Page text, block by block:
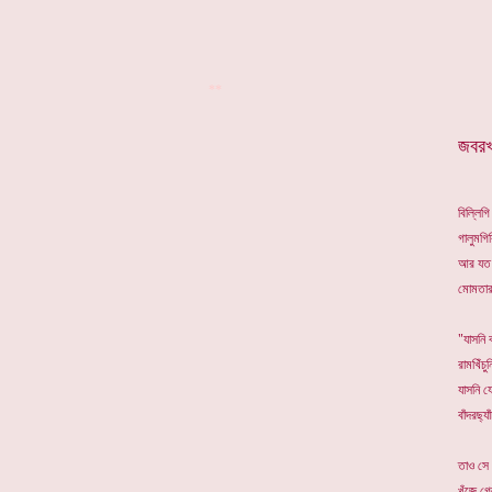
আর যত
"যাসনি
যাসনি
তাও সে